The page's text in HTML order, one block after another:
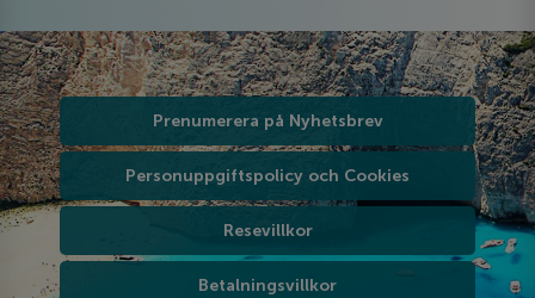
Prenumerera på Nyhetsbrev
Personuppgiftspolicy och Cookies
Resevillkor
Betalningsvillkor